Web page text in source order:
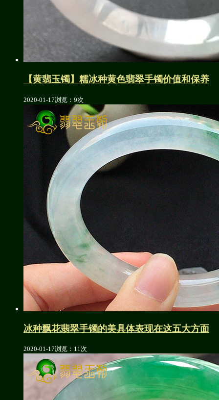
【黄翡玉镯】糯冰种黄色翡翠手镯价值和保养
2020-01-17浏览：9次
冰种飘花翡翠手镯的美具体表现在这五大方面
2020-01-17浏览：11次